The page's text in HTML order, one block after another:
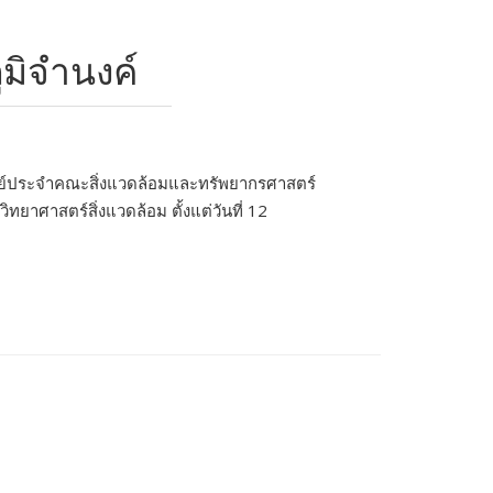
จำนงค์
ระจำคณะสิ่งแวดล้อมและทรัพยากรศาสตร์
ทยาศาสตร์สิ่งแวดล้อม ตั้งแต่วันที่ 12